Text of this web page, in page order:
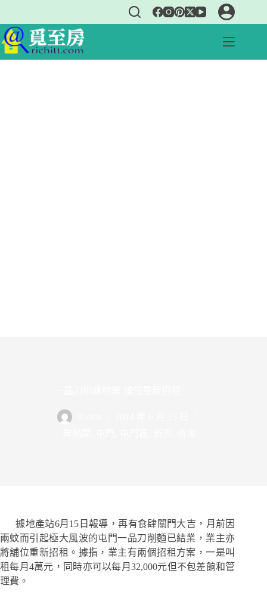
據地產站6月15日報導，再有食肆關門大吉，月前因
兩蚊而引起極大風波的屯門一品刀削麵已結業，業主亦
將舖位重新招租。據指，業主有兩個招租方案，一是叫
租每月4萬元，同時亦可以每月32,000元但不包差餉和管
理費。